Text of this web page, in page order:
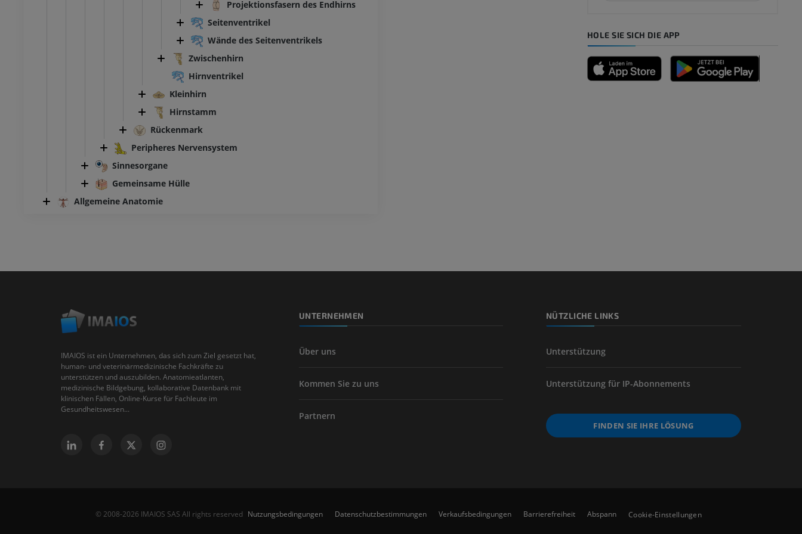
Projektionsfasern des Endhirns
Seitenventrikel
Wände des Seitenventrikels
Zwischenhirn
Hirnventrikel
Kleinhirn
Hirnstamm
Rückenmark
Peripheres Nervensystem
Sinnesorgane
Gemeinsame Hülle
Allgemeine Anatomie
Angiographie HOLE SIE SICH DIE APP
IMAIOS ist ein Unternehmen, das sich zum Ziel gesetzt hat,
human- und veterinärmedizinische Fachkräfte zu
unterstützen und auszubilden. Anatomieatlanten,
medizinische Bildgebung, kollaborative Datenbank mit
klinischen Fällen, Online-Kurse für Fachleute im
Gesundheitswesen...
UNTERNEHMEN
Über uns
Kommen Sie zu uns
Partnern
NÜTZLICHE LINKS
Unterstützung
Unterstützung für IP-Abonnements
FINDEN SIE IHRE LÖSUNG
© 2008-2026 IMAIOS SAS All rights reserved Nutzungsbedingungen Datenschutzbestimmungen Verkaufsbedingungen Barrierefreiheit Abspann Cookie-Einstellungen